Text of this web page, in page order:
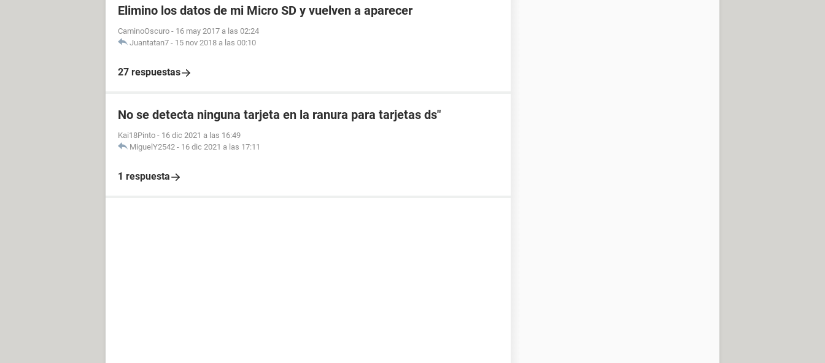
Elimino los datos de mi Micro SD y vuelven a aparecer
CaminoOscuro - 16 may 2017 a las 02:24
Juantatan7 - 15 nov 2018 a las 00:10
27 respuestas
No se detecta ninguna tarjeta en la ranura para tarjetas ds"
Kai18Pinto - 16 dic 2021 a las 16:49
MiguelY2542 - 16 dic 2021 a las 17:11
1 respuesta